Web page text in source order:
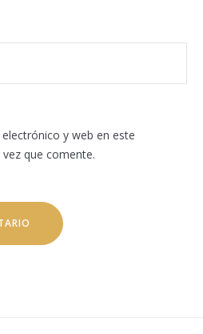
y web en este
que comente.